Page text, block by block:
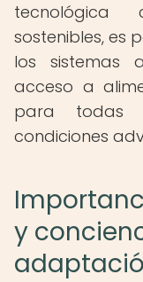
tecnológica
sostenibles, es
los sistemas
acceso a
para todas
condiciones
y